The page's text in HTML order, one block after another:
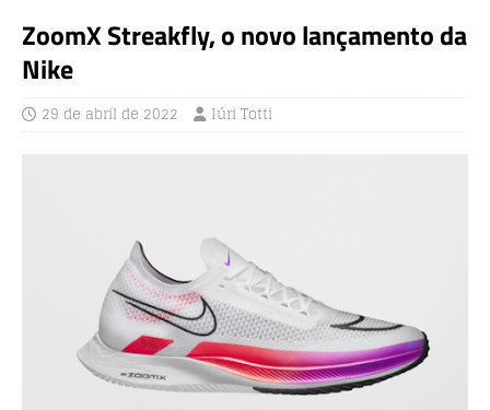
ZoomX Streakfly, o novo lançamento da
Nike
29 de abril de 2022 Iúri Totti